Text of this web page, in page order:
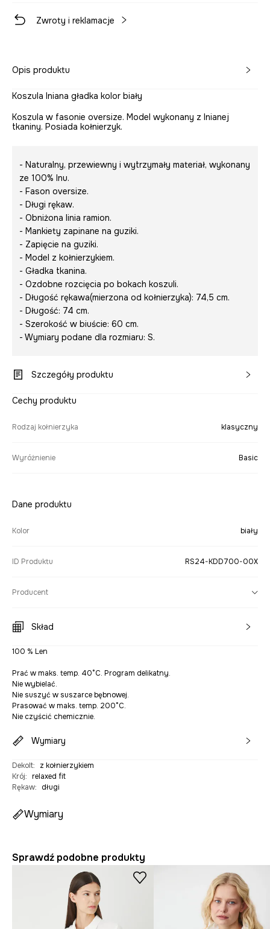
Zwroty i reklamacje
Opis produktu
Koszula lniana gładka kolor biały
Koszula w fasonie oversize. Model wykonany z lnianej
tkaniny. Posiada kołnierzyk.
- Naturalny, przewiewny i wytrzymały materiał, wykonany
ze 100% lnu.
- Fason oversize.
- Długi rękaw.
- Obniżona linia ramion.
- Mankiety zapinane na guziki.
- Zapięcie na guziki.
- Model z kołnierzykiem.
- Gładka tkanina.
- Ozdobne rozcięcia po bokach koszuli.
- Długość rękawa(mierzona od kołnierzyka): 74,5 cm.
- Długość: 74 cm.
- Szerokość w biuście: 60 cm.
- Wymiary podane dla rozmiaru: S.
Szczegóły produktu
Cechy produktu
Rodzaj kołnierzyka klasyczny
Wyróżnienie Basic
Dane produktu
Kolor biały
ID Produktu RS24-KDD700-00X
Producent
Skład
100 % Len
Prać w maks. temp. 40°C. Program delikatny.
Nie wybielać.
Nie suszyć w suszarce bębnowej.
Prasować w maks. temp. 200°C.
Nie czyścić chemicznie.
Wymiary
Dekolt:
z kołnierzykiem
Krój: relaxed fit
Rękaw: długi
Wymiary
Sprawdź podobne produkty